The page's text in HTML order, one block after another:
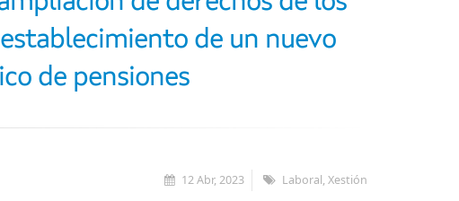
de un nuevo
de pensiones
12 Abr, 2023 Laboral, Xestión